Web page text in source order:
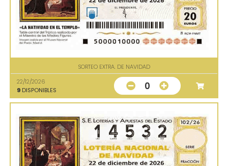
SORTEO EXTRA. DE NAVIDAD
22/12/2026
9 DISPONIBLES 0